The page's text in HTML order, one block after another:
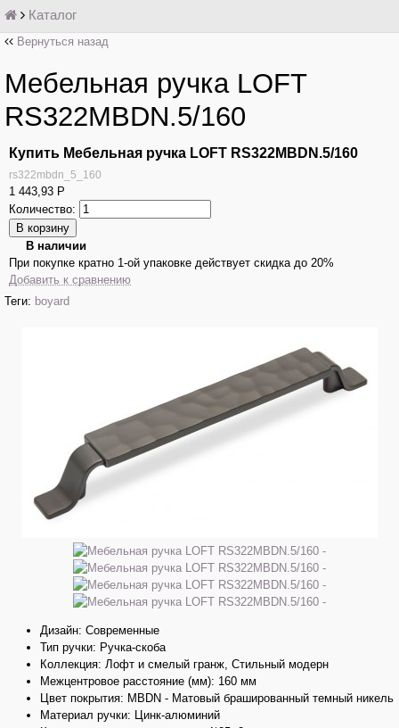
Каталог
Вернуться назад
Мебельная ручка LOFT
RS322MBDN.5/160
Купить Мебельная ручка LOFT RS322MBDN.5/160
rs322mbdn_5_160
1 443,93 Р
Количество:
В наличии
При покупке кратно 1-ой упаковке действует скидка до 20%
Добавить к сравнению
Теги: boyard
Дизайн: Современные
Тип ручки: Ручка-скоба
Коллекция: Лофт и смелый гранж, Стильный модерн
Межцентровое расстояние (мм): 160 мм
Цвет покрытия: MBDN - Матовый брашированный темный никель
Материал ручки: Цинк-алюминий